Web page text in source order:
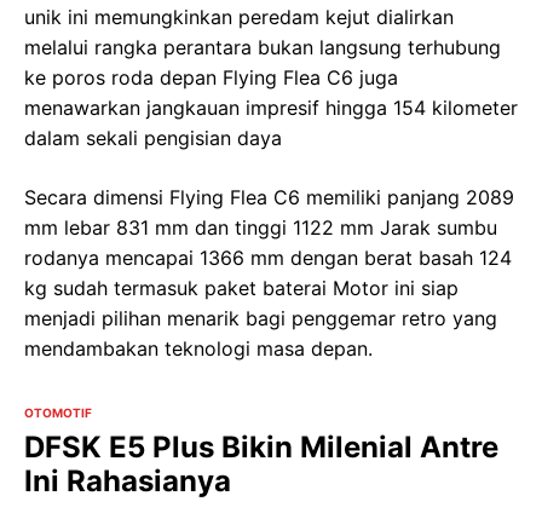
unik ini memungkinkan peredam kejut dialirkan
melalui rangka perantara bukan langsung terhubung
ke poros roda depan Flying Flea C6 juga
menawarkan jangkauan impresif hingga 154 kilometer
dalam sekali pengisian daya
Secara dimensi Flying Flea C6 memiliki panjang 2089
mm lebar 831 mm dan tinggi 1122 mm Jarak sumbu
rodanya mencapai 1366 mm dengan berat basah 124
kg sudah termasuk paket baterai Motor ini siap
menjadi pilihan menarik bagi penggemar retro yang
mendambakan teknologi masa depan.
OTOMOTIF
DFSK E5 Plus Bikin Milenial Antre
Ini Rahasianya